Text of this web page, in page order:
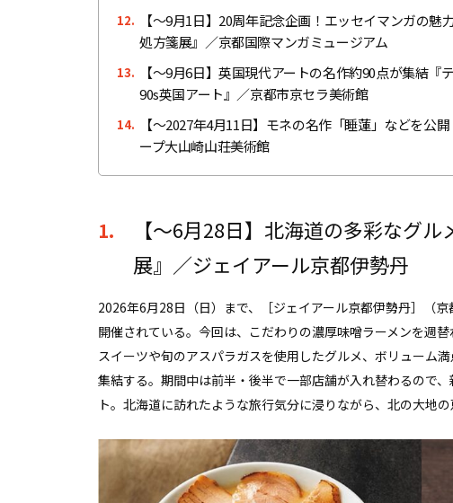
12.
【〜9月1日】20周年記念企画！エッセイマンガの
処方箋展』／京都国際マンガミュージアム
13.
【〜9月6日】英国現代アートの名作約90点が集結『
90s英国アート』／京都市京セラ美術館
14.
【～2027年4月11日】モネの名作「睡蓮」などを公
ープ大山崎山荘美術館
1.
【〜6月28日】北海道の多彩なグ
展』／ジェイアール京都伊勢丹
2026年6月28日（日）まで、［ジェイアール京都伊勢丹］（
開催されている。今回は、こだわりの濃厚味噌ラーメンを週
スイーツや旬のアスパラガスを使用したグルメ、ボリューム
集結する。期間中は前半・後半で一部店舗が入れ替わるので
ト。北海道に訪れたような旅行気分に浸りながら、北の大地の